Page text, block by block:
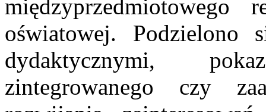
międzyprzedmiotowego
oświatowej. Podzielono
dydaktycznymi,
zintegrowanego czy